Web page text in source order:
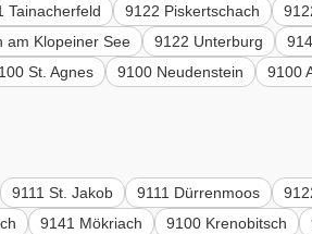
Tainacherfeld 9122 Piskertschach
am Klopeiner See 9122 Unterburg
St. Agnes 9100 Neudenstein 9100
9111 St. Jakob 9111 Dürrenmoos
9141 Mökriach 9100 Krenobitsch